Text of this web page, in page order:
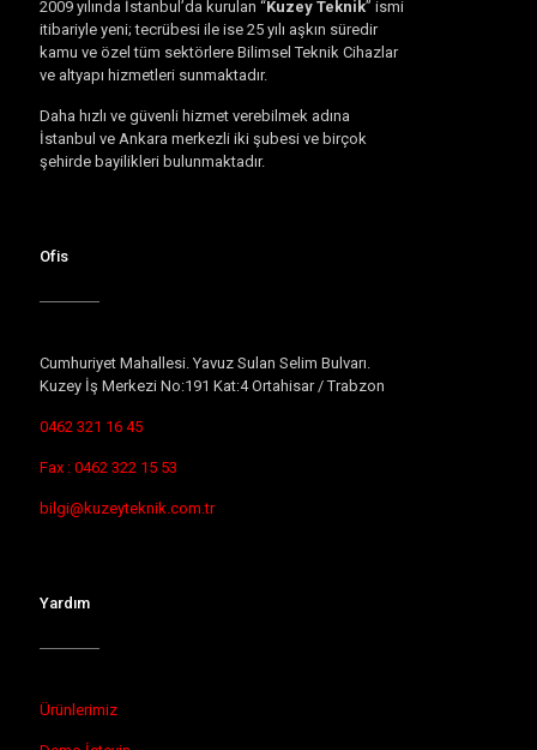
2009 yılında İstanbul’da kurulan “Kuzey Teknik” ismi
itibariyle yeni; tecrübesi ile ise 25 yılı aşkın süredir
kamu ve özel tüm sektörlere Bilimsel Teknik Cihazlar
ve altyapı hizmetleri sunmaktadır.
Daha hızlı ve güvenli hizmet verebilmek adına
İstanbul ve Ankara merkezli iki şubesi ve birçok
şehirde bayilikleri bulunmaktadır.
Ofis
Cumhuriyet Mahallesi. Yavuz Sulan Selim Bulvarı.
Kuzey İş Merkezi No:191 Kat:4 Ortahisar / Trabzon
0462 321 16 45
Fax : 0462 322 15 53
bilgi@kuzeyteknik.com.tr
Yardım
Ürünlerimiz